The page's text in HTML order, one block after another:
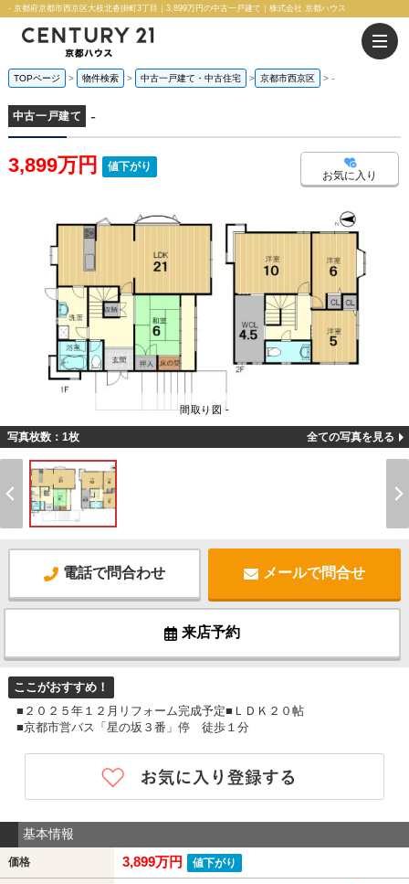
- 京都府京都市西京区大枝北沓掛町3丁目｜3,899万円の中古一戸建て｜株式会社 京都ハウス
TOPページ 物件検索 中古一戸建て・中古住宅 京都市西京区 -
中古一戸建て -
3,899万円 値下がり
お気に入り
間取り図 -
写真枚数：1枚 全ての写真を見る
電話で問合わせ メールで問合せ
来店予約
ここがおすすめ！
■２０２５年１２月リフォーム完成予定■ＬＤＫ２０帖
■京都市営バス「星の坂３番」停 徒歩１分
基本情報
価格 3,899万円 値下がり